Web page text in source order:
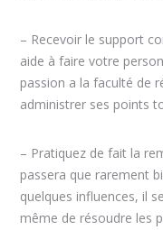
– Recevoir le support
aide à faire votre
passion a la faculté de
administrer ses points
– Pratiquez de fait la
passera que rarement
quelques influences, il
même de résoudre les